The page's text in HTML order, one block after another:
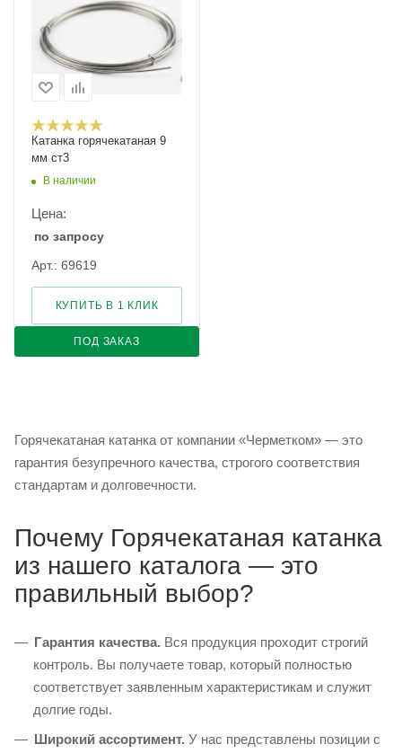
Катанка горячекатаная 9
мм ст3
В наличии
Цена:
по запросу
Арт.: 69619
ПОД ЗАКАЗ
КУПИТЬ В 1 КЛИК
Горячекатаная катанка от компании «Черметком» — это
гарантия безупречного качества, строгого соответствия
стандартам и долговечности.
Почему Горячекатаная катанка
из нашего каталога — это
правильный выбор?
Гарантия качества. Вся продукция проходит строгий
контроль. Вы получаете товар, который полностью
соответствует заявленным характеристикам и служит
долгие годы.
Широкий ассортимент. У нас представлены позиции с